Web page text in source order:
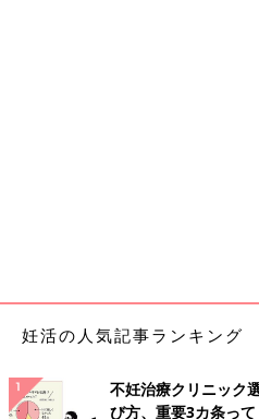
妊活の人気記事ランキング
不妊治療クリニック
び方、重要3カ条って